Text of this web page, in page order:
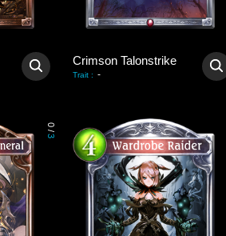
Crimson Talonstrike
Trait : -
0
/
3